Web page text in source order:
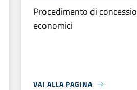
Procedimento di
economici
VAI ALLA PAGINA